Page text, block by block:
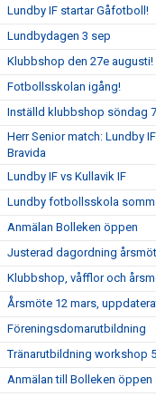
Lundby IF startar Gåfotboll!
Lundbydagen 3 sep
Klubbshop den 27e augusti!
Fotbollsskolan igång!
Inställd klubbshop söndag
Herr Senior match: Lundby
Bravida
Lundby IF vs Kullavik IF
Lundby fotbollsskola
Anmälan Bolleken öppen
Justerad dagordning
Klubbshop, våfflor och
Årsmöte 12 mars,
Föreningsdomarutbildning
Tränarutbildning workshop
Anmälan till Bolleken öppen